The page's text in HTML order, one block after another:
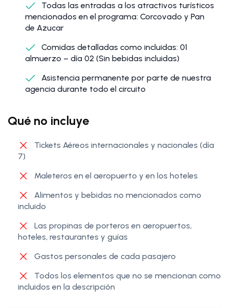
Todas las entradas a los atractivos turísticos
mencionados en el programa: Corcovado y Pan
de Azucar
Comidas detalladas como incluidas: 01
almuerzo – día 02 (Sin bebidas incluidas)
Asistencia permanente por parte de nuestra
agencia durante todo el circuito
Qué no incluye
Tickets Aéreos internacionales y nacionales (día
7)
Maleteros en el aeropuerto y en los hoteles
Alimentos y bebidas no mencionados como
incluido
Las propinas de porteros en aeropuertos,
hoteles, restaurantes y guías
Gastos personales de cada pasajero
Todos los elementos que no se mencionan como
incluidos en la descripción